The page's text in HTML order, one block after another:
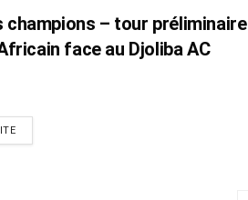
champions – tour préliminaire
face au Djoliba AC